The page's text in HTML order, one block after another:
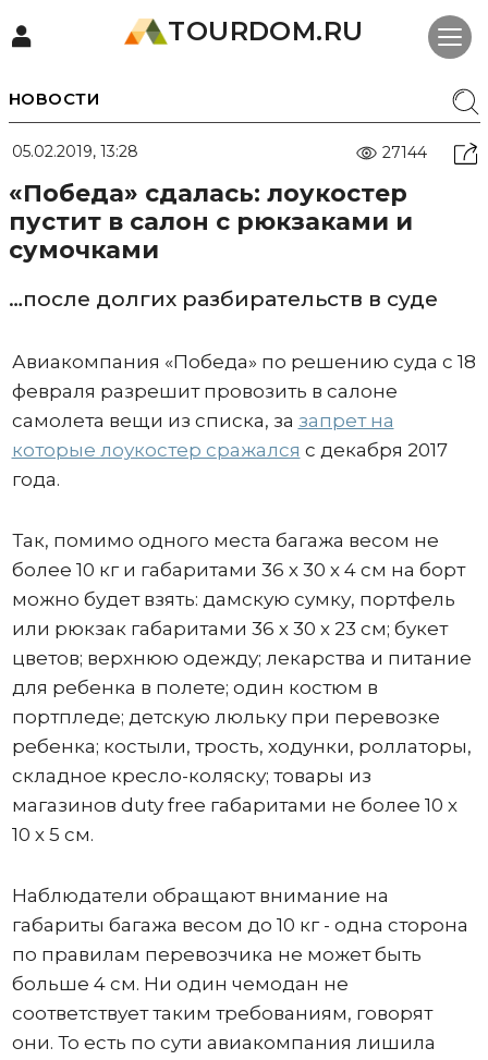
TOURDOM.RU
НОВОСТИ
05.02.2019, 13:28 27144
«Победа» сдалась: лоукостер
пустит в салон с рюкзаками и
сумочками
…после долгих разбирательств в суде
Авиакомпания «Победа» по решению суда с 18
февраля разрешит провозить в салоне
самолета вещи из списка, за запрет на
которые лоукостер сражался с декабря 2017
года.
Так, помимо одного места багажа весом не
более 10 кг и габаритами 36 х 30 х 4 см на борт
можно будет взять: дамскую сумку, портфель
или рюкзак габаритами 36 х 30 х 23 см; букет
цветов; верхнюю одежду; лекарства и питание
для ребенка в полете; один костюм в
портпледе; детскую люльку при перевозке
ребенка; костыли, трость, ходунки, роллаторы,
складное кресло-коляску; товары из
магазинов duty free габаритами не более 10 х
10 х 5 см.
Наблюдатели обращают внимание на
габариты багажа весом до 10 кг - одна сторона
по правилам перевозчика не может быть
больше 4 см. Ни один чемодан не
соответствует таким требованиям, говорят
они. То есть по сути авиакомпания лишила